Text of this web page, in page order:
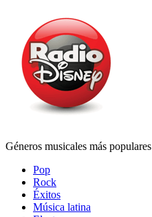
Géneros musicales más populares
Pop
Rock
Éxitos
Música latina